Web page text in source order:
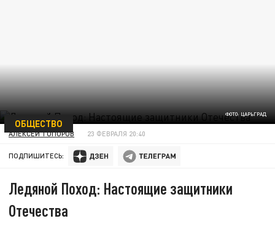
ФОТО: ЦАРЬГРАД
ОБЩЕСТВО
АЛЕКСЕЙ ТОПОРОВ 23 ФЕВРАЛЯ 20:40
ПОДПИШИТЕСЬ:
Ледяной Поход: Настоящие защитники
Отечества